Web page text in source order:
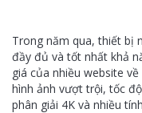
Trong năm qua, thiết bị
đầy đủ và tốt nhất khả
giá của nhiều website
hình ảnh vượt trội, tốc
phân giải 4K và nhiều